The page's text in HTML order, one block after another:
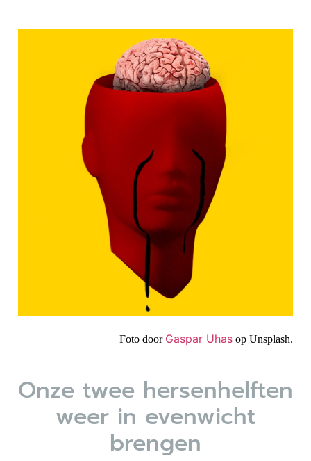
Foto door Gaspar Uhas op Unsplash.
Onze twee hersenhelften
weer in evenwicht
brengen